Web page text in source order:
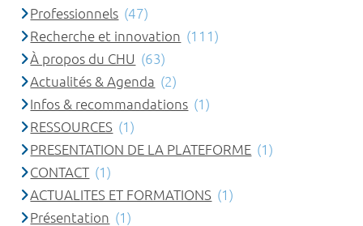
Professionnels (47)
Recherche et innovation (111)
À propos du CHU (63)
Actualités & Agenda (2)
Infos & recommandations (1)
RESSOURCES (1)
PRESENTATION DE LA PLATEFORME (1)
CONTACT (1)
ACTUALITES ET FORMATIONS (1)
Présentation (1)